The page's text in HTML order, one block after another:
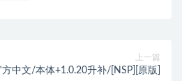
上一篇
中文/本体+1.0.20升补/[NSP][原版]